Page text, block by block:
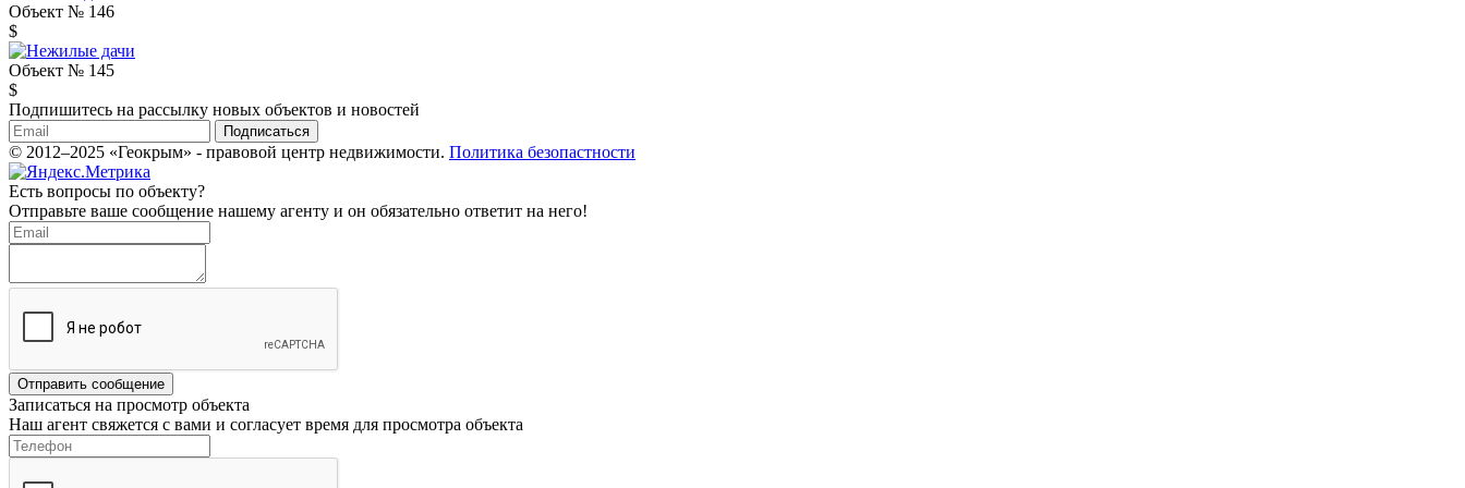
Объект № 146
$
Объект № 145
$
Подпишитесь на рассылку новых объектов и новостей
Подписаться
© 2012–2025 «Геокрым» - правовой центр недвижимости. Политика безопастности
Есть вопросы по объекту?
Отправьте ваше сообщение нашему агенту и он обязательно ответит на него!
Отправить сообщение
Записаться на просмотр объекта
Наш агент свяжется с вами и согласует время для просмотра объекта